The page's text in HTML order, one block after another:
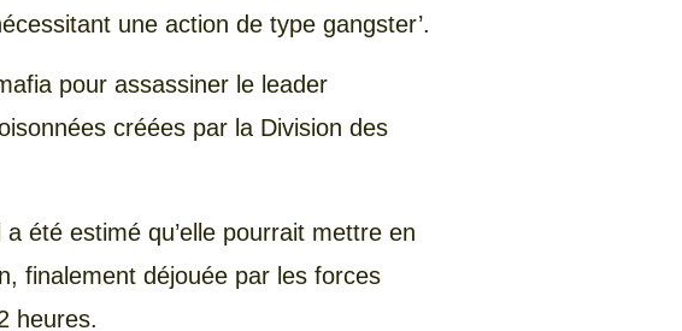
une action de type gangster’.
pour assassiner le leader
créées par la Division des
été estimé qu’elle pourrait mettre en
finalement déjouée par les forces
heures.